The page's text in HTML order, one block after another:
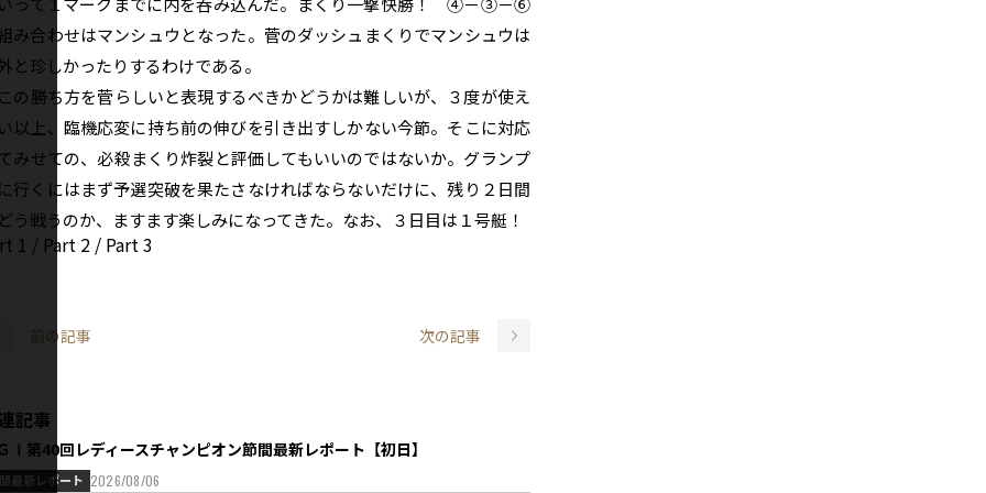
み合わせはマンシュウとなった。菅のダッシュまくりでマンシュウは
と珍しかったりするわけである。
の勝ち方を菅らしいと表現するべきかどうかは難しいが、３度が使え
以上、臨機応変に持ち前の伸びを引き出すしかない今節。そこに対応
みせての、必殺まくり炸裂と評価してもいいのではないか。グランプ
行くにはまず予選突破を果たさなければならないだけに、残り２日間
う戦うのか、ますます楽しみになってきた。なお、３日目は１号艇！
1 / Part 2 / Part 3
前の記事 次の記事
記事
Ⅰ第40回レディースチャンピオン節間最新レポート【初日】
最新レポート 2026/08/06